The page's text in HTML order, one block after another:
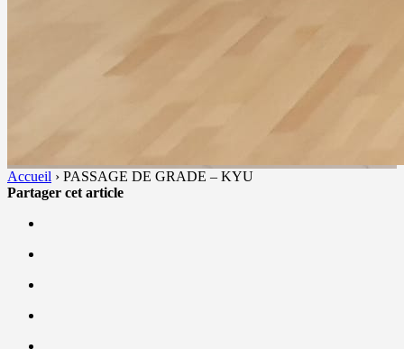
Accueil › PASSAGE DE GRADE – KYU
Partager cet article